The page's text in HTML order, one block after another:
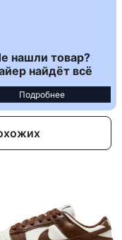
нашли товар?
найдёт всё
Подробнее